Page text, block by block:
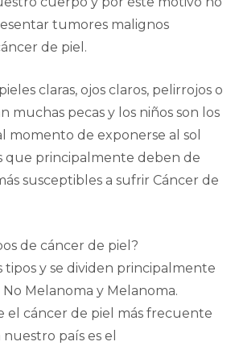
tumores malignos
de piel.
claras, ojos claros, pelirrojos o
muchas pecas y los niños son los
momento de exponerse al sol
que principalmente deben de
susceptibles a sufrir Cáncer de
de cáncer de piel?
tipos y se dividen principalmente
Melanoma y Melanoma.
cáncer de piel más frecuente
país es el